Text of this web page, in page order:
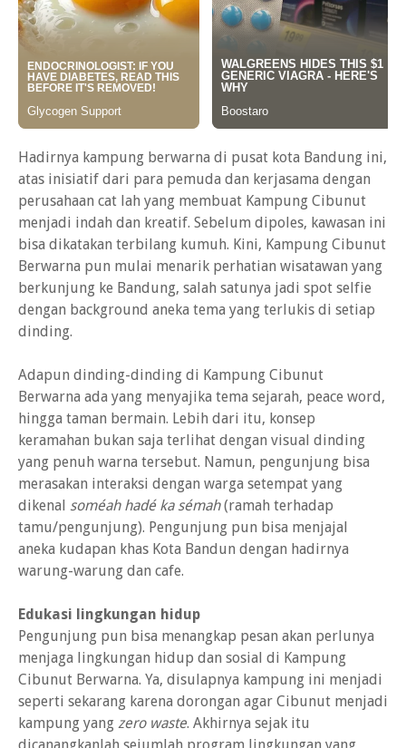
Hadirnya kampung berwarna di pusat kota Bandung ini,
atas inisiatif dari para pemuda dan kerjasama dengan
perusahaan cat lah yang membuat Kampung Cibunut
menjadi indah dan kreatif. Sebelum dipoles, kawasan ini
bisa dikatakan terbilang kumuh. Kini, Kampung Cibunut
Berwarna pun mulai menarik perhatian wisatawan yang
berkunjung ke Bandung, salah satunya jadi spot selfie
dengan background aneka tema yang terlukis di setiap
dinding.
Adapun dinding-dinding di Kampung Cibunut
Berwarna ada yang menyajika tema sejarah, peace word,
hingga taman bermain. Lebih dari itu, konsep
keramahan bukan saja terlihat dengan visual dinding
yang penuh warna tersebut. Namun, pengunjung bisa
merasakan interaksi dengan warga setempat yang
dikenal soméah hadé ka sémah(ramah terhadap
tamu/pengunjung). Pengunjung pun bisa menjajal
aneka kudapan khas Kota Bandun dengan hadirnya
warung-warung dan cafe.
Edukasi lingkungan hidup
Pengunjung pun bisa menangkap pesan akan perlunya
menjaga lingkungan hidup dan sosial di Kampung
Cibunut Berwarna. Ya, disulapnya kampung ini menjadi
seperti sekarang karena dorongan agar Cibunut menjadi
kampung yang zero waste. Akhirnya sejak itu